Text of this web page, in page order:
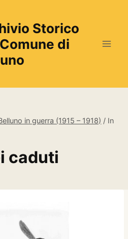
Storico
di
in guerra (1915 – 1918) / In
caduti